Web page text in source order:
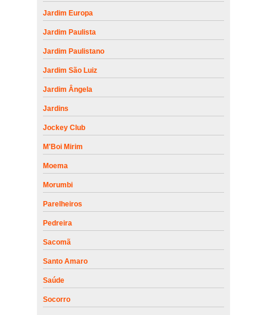
Jardim Europa
Jardim Paulista
Jardim Paulistano
Jardim São Luiz
Jardim Ângela
Jardins
Jockey Club
M'Boi Mirim
Moema
Morumbi
Parelheiros
Pedreira
Sacomã
Santo Amaro
Saúde
Socorro